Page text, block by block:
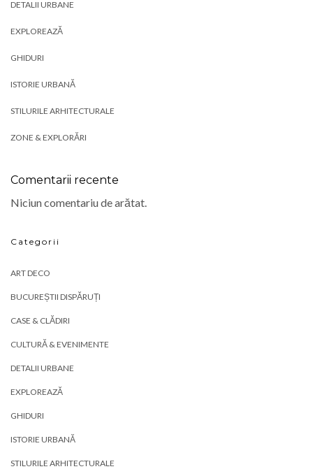
DETALII URBANE
EXPLOREAZĂ
GHIDURI
ISTORIE URBANĂ
STILURILE ARHITECTURALE
ZONE & EXPLORĂRI
Comentarii recente
Niciun comentariu de arătat.
Categorii
ART DECO
BUCUREȘTII DISPĂRUȚI
CASE & CLĂDIRI
CULTURĂ & EVENIMENTE
DETALII URBANE
EXPLOREAZĂ
GHIDURI
ISTORIE URBANĂ
STILURILE ARHITECTURALE